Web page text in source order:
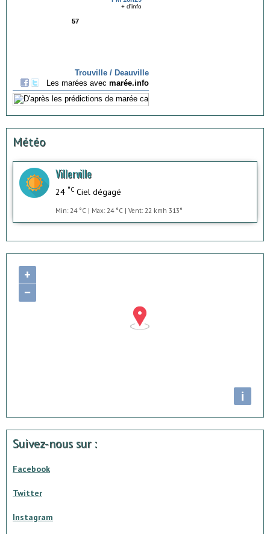
Météo
Villerville
24 °C Ciel dégagé
Min: 24 °C | Max: 24 °C | Vent: 22 kmh 313°
+
−
i
Suivez-nous sur :
Facebook
Twitter
Instagram